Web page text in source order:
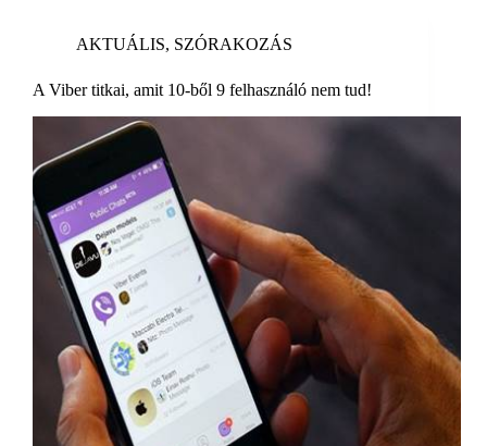
AKTUÁLIS, SZÓRAKOZÁS
A Viber titkai, amit 10-ből 9 felhasználó nem tud!